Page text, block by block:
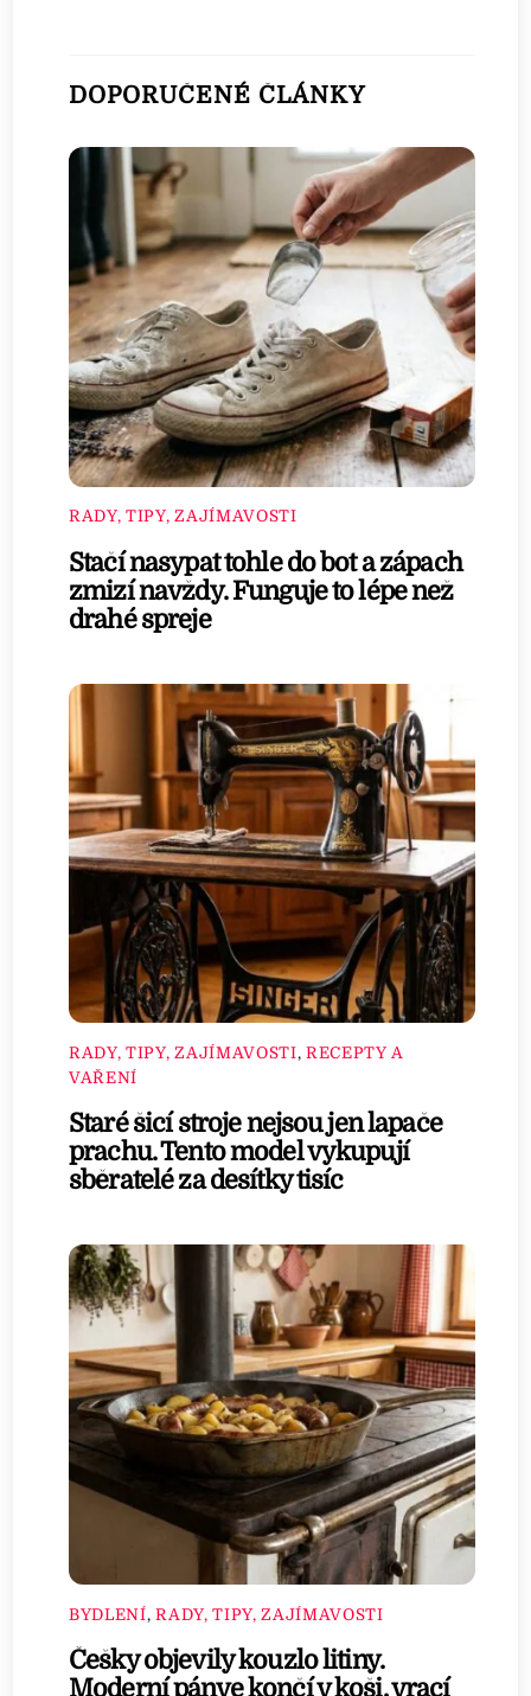
DOPORUČENÉ ČLÁNKY
RADY, TIPY, ZAJÍMAVOSTI
Stačí nasypat tohle do bot a zápach
zmizí navždy. Funguje to lépe než
drahé spreje
RADY, TIPY, ZAJÍMAVOSTI, RECEPTY A
VAŘENÍ
Staré šicí stroje nejsou jen lapače
prachu. Tento model vykupují
sběratelé za desítky tisíc
BYDLENÍ,RADY, TIPY, ZAJÍMAVOSTI
Češky objevily kouzlo litiny.
Moderní pánve končí v koši, vrací